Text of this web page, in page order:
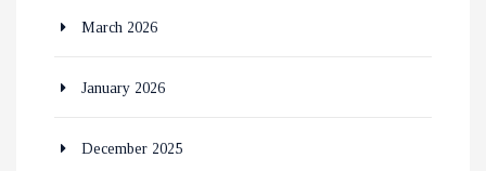
March 2026
January 2026
December 2025